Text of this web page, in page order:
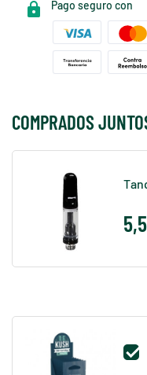
Pago seguro con
COMPRADOS
